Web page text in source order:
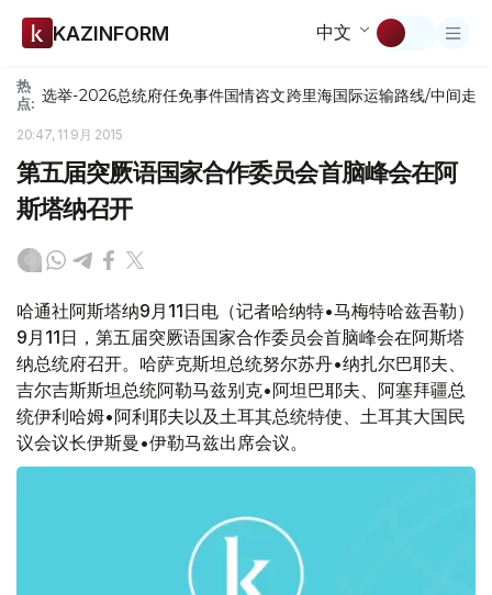
KAZINFORM 中文
热
点: 选举-2026总统府任免事件国情咨文跨里海国际运输路线/中间走廊
20:47, 11 9月 2015
第五届突厥语国家合作委员会首脑峰会在阿
斯塔纳召开
哈通社阿斯塔纳9月11日电（记者哈纳特•马梅特哈兹吾勒）
9月11日，第五届突厥语国家合作委员会首脑峰会在阿斯塔
纳总统府召开。哈萨克斯坦总统努尔苏丹•纳扎尔巴耶夫、
吉尔吉斯斯坦总统阿勒马兹别克•阿坦巴耶夫、阿塞拜疆总
统伊利哈姆•阿利耶夫以及土耳其总统特使、土耳其大国民
议会议长伊斯曼•伊勒马兹出席会议。